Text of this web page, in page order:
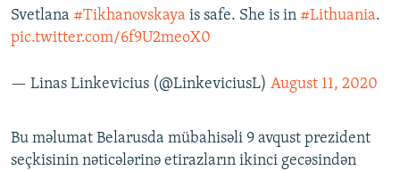
Svetlana #Tikhanovskaya is safe. She is in #Lithuania.
pic.twitter.com/6f9U2meoX0
— Linas Linkevicius (@LinkeviciusL) August 11, 2020
Bu məlumat Belarusda mübahisəli 9 avqust prezident
seçkisinin nəticələrinə etirazların ikinci gecəsindən